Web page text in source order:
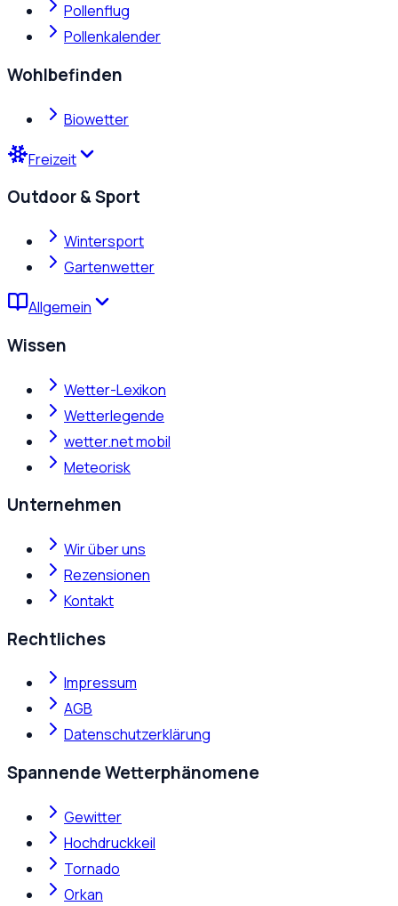
Pollenflug
Pollenkalender
Wohlbefinden
Biowetter
Freizeit
Outdoor & Sport
Wintersport
Gartenwetter
Allgemein
Wissen
Wetter-Lexikon
Wetterlegende
wetter.net mobil
Meteorisk
Unternehmen
Wir über uns
Rezensionen
Kontakt
Rechtliches
Impressum
AGB
Datenschutzerklärung
Spannende Wetterphänomene
Gewitter
Hochdruckkeil
Tornado
Orkan